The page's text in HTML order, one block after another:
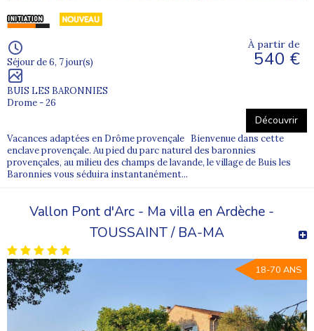
(généralement Lyon, ou Bordeaux selon la destination)
l'ensemble des adultes en situation de handicap partant
en Vacances Adaptées se réunissent pour finir le trajet en
Minibus.
Séjour de 6, 7 jour(s)
BUIS LES BARONNIES
Drome - 26
À partir de
540 €
Découvrir
Vacances adaptées en Drôme provençale Bienvenue dans cette
enclave provençale. Au pied du parc naturel des baronnies
provençales, au milieu des champs de lavande, le village de Buis les
Baronnies vous séduira instantanément...
Vallon Pont d'Arc - Ma villa en Ardèche -
TOUSSAINT / BA-MA
18-70 ANS